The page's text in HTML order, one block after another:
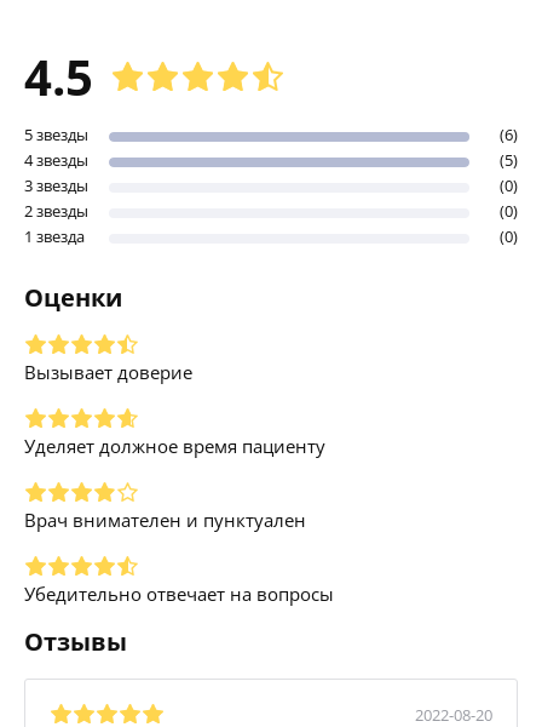
4.5
5 звезды
(6)
4 звезды
(5)
3 звезды
(0)
2 звезды
(0)
1 звезда
(0)
Оценки
Вызывает доверие
Уделяет должное время пациенту
Врач внимателен и пунктуален
Убедительно отвечает на вопросы
Отзывы
2022-08-20